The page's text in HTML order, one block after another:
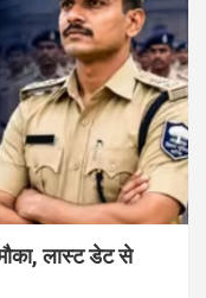
लास्ट डेट से